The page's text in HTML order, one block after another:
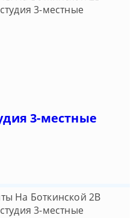
3-местные